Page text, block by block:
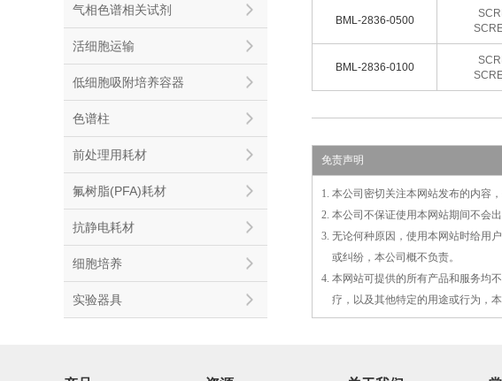
气相色谱相关试剂
活细胞运输
低细胞吸附培养容器
色谱柱
前处理用耗材
氟树脂(PFA)耗材
抗静电耗材
细胞培养
实验器具
BML-2836-0500
BML-2836-0100
免责声明
1. 本公司密切关注本网站发布的内容
2. 本公司不保证使用本网站期间不会
3. 无论何种原因，使用本网站时给用
或纠纷，本公司概不负责。
4. 本网站可提供的所有产品和服务均
疗，以及其他特定的用途或行为，